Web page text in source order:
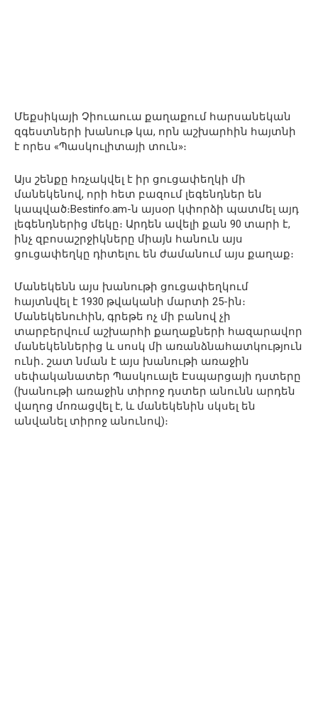
Մեքսիկայի Չիուաուա քաղաքում հարսանեկան
զգեստների խանութ կա, որն աշխարհին հայտնի
է որես «Պասկուլիտայի տուն»։
Այս շենքը հռչակվել է իր ցուցափեղկի մի
մանեկենով, որի հետ բազում լեգենդներ են
կապված։Bestinfo.am-ն այսօր կփորձի պատմել այդ
լեգենդներից մեկը։ Արդեն ավելի քան 90 տարի է,
ինչ զբոսաշրջիկները միայն հանուն այս
ցուցափեղկը դիտելու են ժամանում այս քաղաք։
Մանեկենն այս խանութի ցուցափեղկում
հայտնվել է 1930 թվականի մարտի 25-ին։
Մանեկենուհին, գրեթե ոչ մի բանով չի
տարբերվում աշխարհի քաղաքների հազարավոր
մանեկեններից և սոսկ մի առանձնահատկություն
ունի․ շատ նման է այս խանութի առաջին
սեփականատեր Պասկուալե Էսպարցայի դստերը
(խանութի առաջին տիրոջ դստեր անունն արդեն
վաղոց մոռացվել է, և մանեկենին սկսել են
անվանել տիրոջ անունով)։